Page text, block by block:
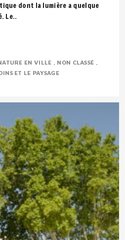
dont la lumière a quelque
Le..
EN VILLE
NON CLASSÉ
ET LE PAYSAGE